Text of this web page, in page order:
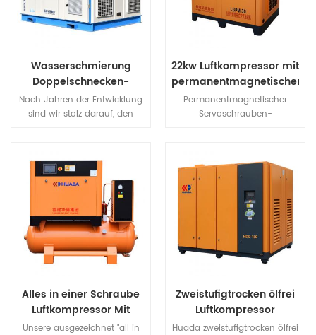
Wasserschmierung
Doppelschnecken-
Luftkompressor
Nach Jahren der Entwicklung
sind wir stolz darauf, den
Series" vorstellen zu
könnenmit Wasser als
Rotorschmiermittel und bieten
viele Vorteile unserer
Produkte.
22kw Luftkompressor mit
permanentmagnetischer
Servoschraube
Permanentmagnetischer
Servoschrauben-
Stahl, hochmagnetisches
Koerzitivkraft von NdFeB
magnetischer Stahl, machen
Permanentmagnetmotoren
haben eine geringe Größe, ein
guten Charakter usw., eine
Reihe von Vorteilen.
Alles in einer Schraube
Luftkompressor Mit
Lufttrockner und Lufttank
Unsere ausgezeichnet "all in
Zweistufigtrocken ölfrei
Luftkompressor
verschrauben
Huada zweistufigtrocken ölfrei